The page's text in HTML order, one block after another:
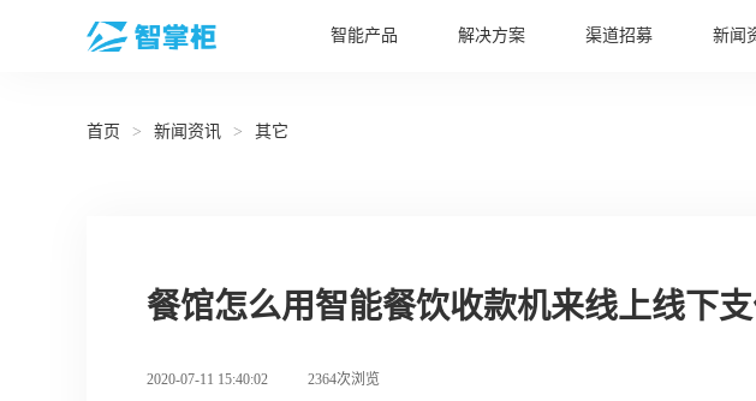
智能产品 解决方案 渠道招募 新闻
首页 > 新闻资讯 > 其它
餐馆怎么用智能餐饮收款机来线上线下支
2020-07-11 15:40:02 2364次浏览